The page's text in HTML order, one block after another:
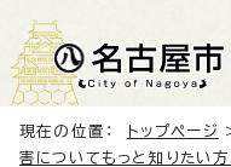
現在の位置： トップページ
害についてもっと知りたい